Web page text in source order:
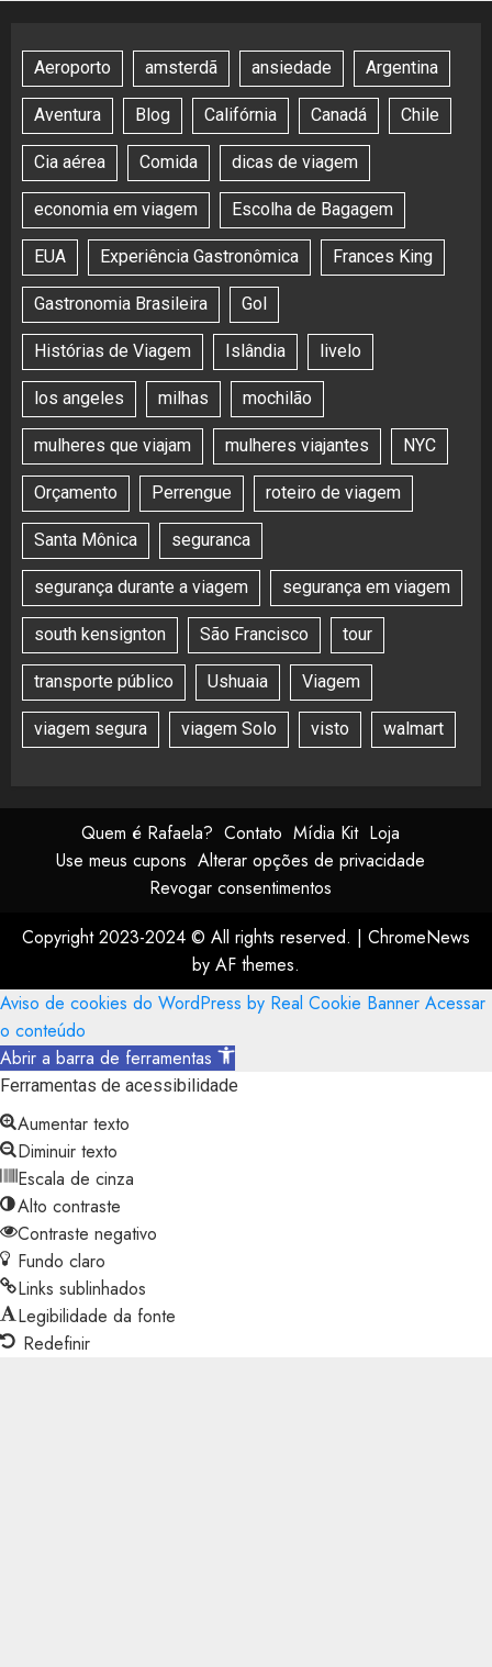
Aeroporto amsterdã ansiedade Argentina
Aventura Blog Califórnia Canadá Chile
Cia aérea Comida dicas de viagem
economia em viagem Escolha de Bagagem
EUA Experiência Gastronômica Frances King
Gastronomia Brasileira Gol
Histórias de Viagem Islândia livelo
los angeles milhas mochilão
mulheres que viajam mulheres viajantes NYC
Orçamento Perrengue roteiro de viagem
Santa Mônica seguranca
segurança durante a viagem segurança em viagem
south kensignton São Francisco tour
transporte público Ushuaia Viagem
viagem segura viagem Solo visto walmart
Quem é Rafaela? Contato Mídia Kit Loja
Use meus cupons Alterar opções de privacidade
Revogar consentimentos
Copyright 2023-2024 © All rights reserved. | ChromeNews
by AF themes.
Aviso de cookies do WordPress by Real Cookie Banner Acessar
o conteúdo
Abrir a barra de ferramentas
Ferramentas de acessibilidade
Aumentar texto
Diminuir texto
Escala de cinza
Alto contraste
Contraste negativo
Fundo claro
Links sublinhados
Legibilidade da fonte
Redefinir